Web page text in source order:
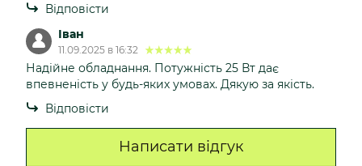
Відповісти
Іван
11.09.2025 в 16:32
Надійне обладнання. Потужність 25 Вт дає
впевненість у будь-яких умовах. Дякую за якість.
Відповісти
Написати відгук